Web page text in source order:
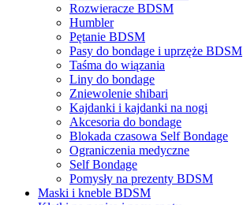
Rozwieracze BDSM
Humbler
Pętanie BDSM
Pasy do bondage i uprzęże BDSM
Taśma do wiązania
Liny do bondage
Zniewolenie shibari
Kajdanki i kajdanki na nogi
Akcesoria do bondage
Blokada czasowa Self Bondage
Ograniczenia medyczne
Self Bondage
Pomysły na prezenty BDSM
Maski i kneble BDSM